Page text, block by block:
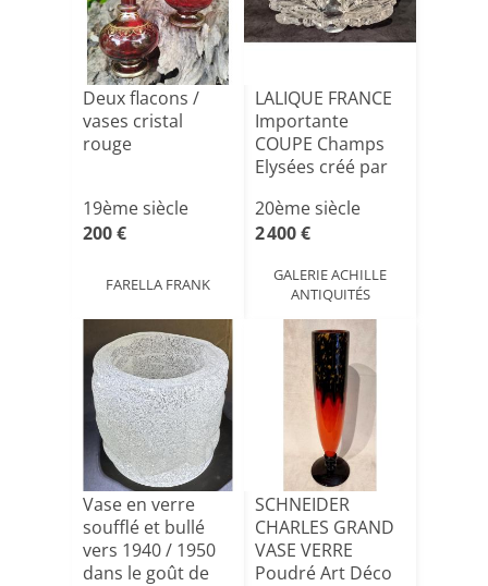
Deux flacons /
vases cristal
rouge
19ème siècle
200 €
FARELLA FRANK
LALIQUE FRANCE
Importante
COUPE Champs
Elysées créé par
20ème siècle
2 400 €
GALERIE ACHILLE
ANTIQUITÉS
Vase en verre
soufflé et bullé
vers 1940 / 1950
dans le goût de
SCHNEIDER
CHARLES GRAND
VASE VERRE
Poudré Art Déco